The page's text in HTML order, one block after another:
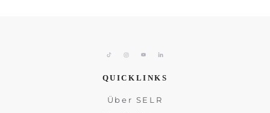
QUICKLINKS
Über SELR